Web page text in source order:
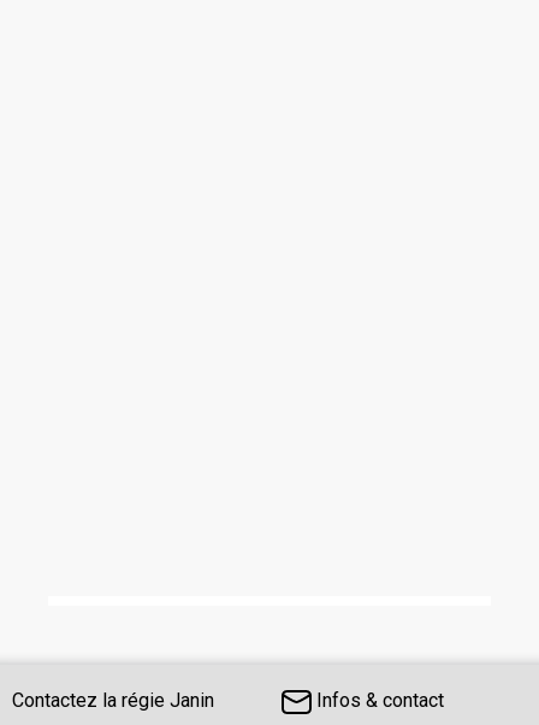
Contactez la régie Janin
Infos & contact